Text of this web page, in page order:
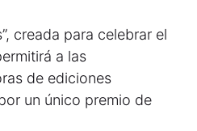
creada para celebrar el
a las
de ediciones
un único premio de